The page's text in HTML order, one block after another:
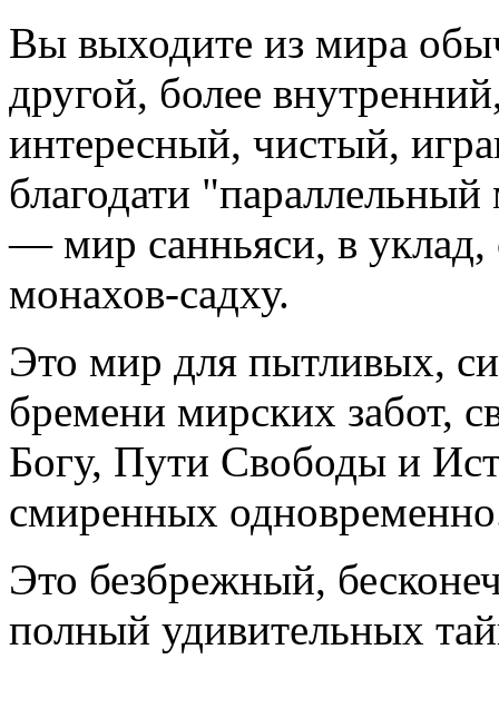
Вы выходите из мира
другой, более
интересный, чистый,
благодати
— мир санньяси, в уклад,
монахов-садху.
Это мир для пытливых,
бремени мирских забот,
Богу, Пути Свободы и
смиренных
Это безбрежный,
полный удивительных